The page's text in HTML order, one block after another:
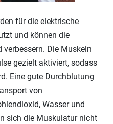
für die elektrische
und können die
Die Muskeln
gezielt aktiviert, sodass
Eine gute Durchblutung
von
Wasser und
sich die Muskulatur nicht